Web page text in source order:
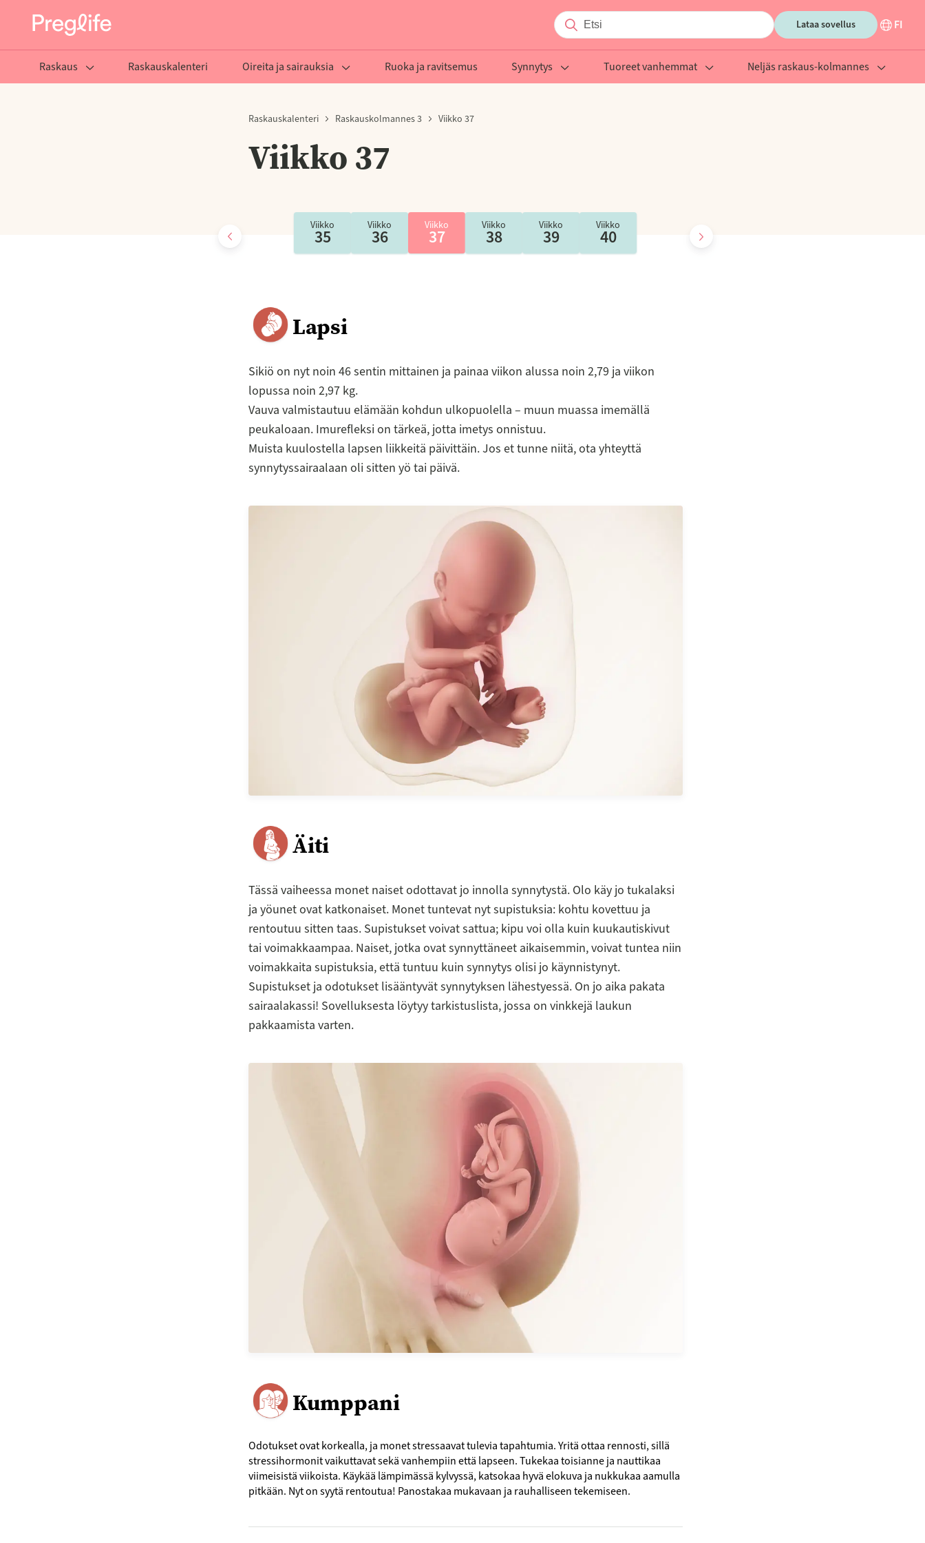
Lataa sovellus FI
Raskaus Raskauskalenteri Oireita ja sairauksia Ruoka ja ravitsemus Synnytys Tuoreet vanhemmat Neljäs raskaus-kolmannes
Raskauskalenteri Raskauskolmannes 3 Viikko 37
Viikko 37
Viikko
35
Viikko
36
Viikko
37
Viikko
38
Viikko
39
Viikko
40
Lapsi
Sikiö on nyt noin 46 sentin mittainen ja painaa viikon alussa noin 2,79 ja viikon
lopussa noin 2,97 kg.
Vauva valmistautuu elämään kohdun ulkopuolella – muun muassa imemällä
peukaloaan. Imurefleksi on tärkeä, jotta imetys onnistuu.
Muista kuulostella lapsen liikkeitä päivittäin. Jos et tunne niitä, ota yhteyttä
synnytyssairaalaan oli sitten yö tai päivä.
Äiti
Tässä vaiheessa monet naiset odottavat jo innolla synnytystä. Olo käy jo tukalaksi
ja yöunet ovat katkonaiset. Monet tuntevat nyt supistuksia: kohtu kovettuu ja
rentoutuu sitten taas. Supistukset voivat sattua; kipu voi olla kuin kuukautiskivut
tai voimakkaampaa. Naiset, jotka ovat synnyttäneet aikaisemmin, voivat tuntea niin
voimakkaita supistuksia, että tuntuu kuin synnytys olisi jo käynnistynyt.
Supistukset ja odotukset lisääntyvät synnytyksen lähestyessä. On jo aika pakata
sairaalakassi! Sovelluksesta löytyy tarkistuslista, jossa on vinkkejä laukun
pakkaamista varten.
Kumppani
Odotukset ovat korkealla, ja monet stressaavat tulevia tapahtumia. Yritä ottaa rennosti, sillä
stressihormonit vaikuttavat sekä vanhempiin että lapseen. Tukekaa toisianne ja nauttikaa
viimeisistä viikoista. Käykää lämpimässä kylvyssä, katsokaa hyvä elokuva ja nukkukaa aamulla
pitkään. Nyt on syytä rentoutua! Panostakaa mukavaan ja rauhalliseen tekemiseen.